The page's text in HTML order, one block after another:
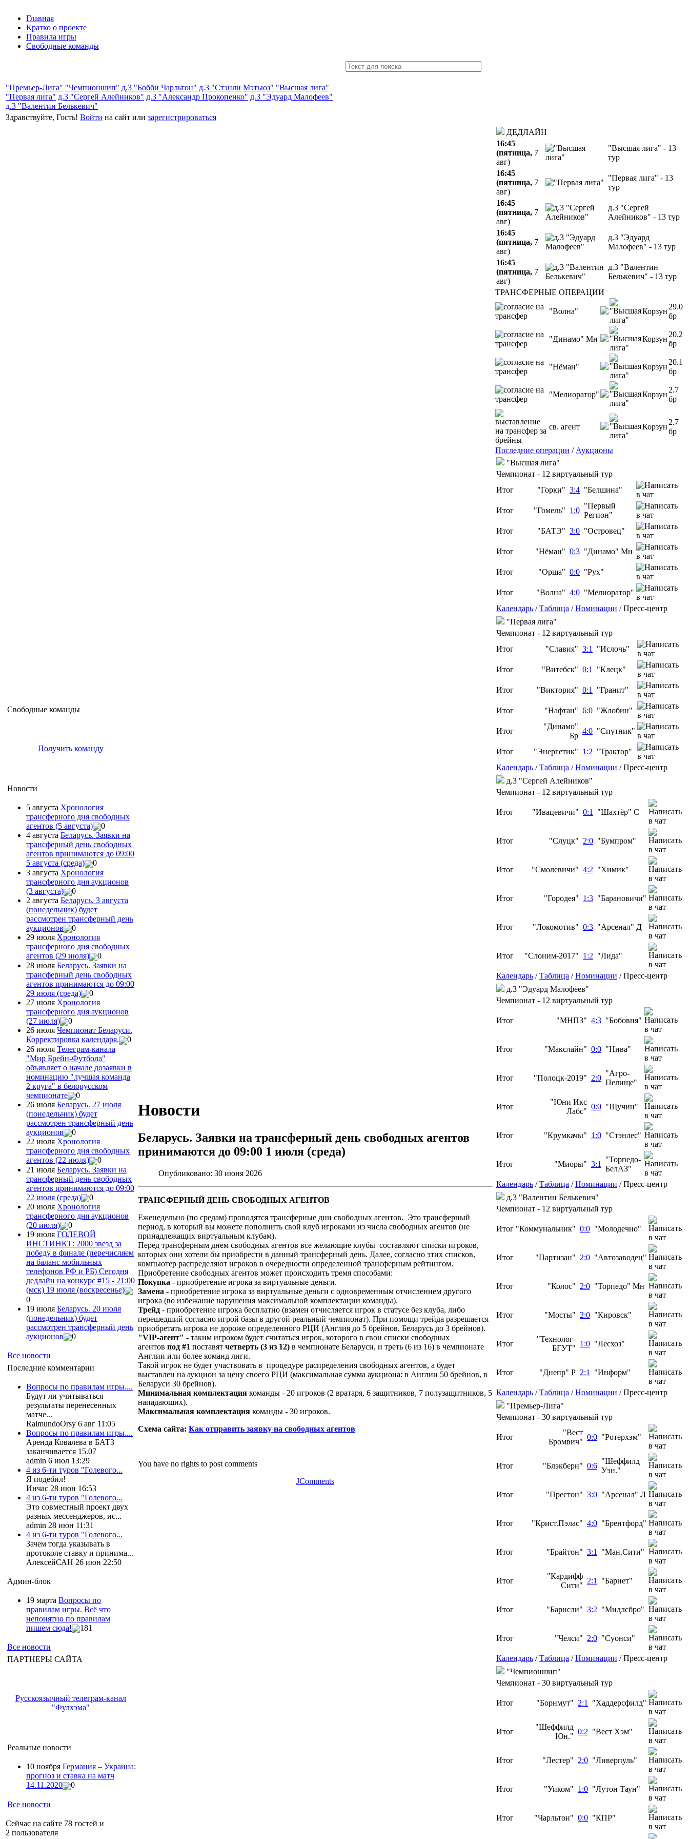
Главная
Кратко о проекте
Правила игры
Свободные команды
"Премьер-Лига" "Чемпионшип" д.3 "Бобби Чарльтон" д.3 "Стэнли Мэтьюз" "Высшая лига"
"Первая лига" д.3 "Сергей Алейников" д.3 "Александр Прокопенко" д.3 "Эдуард Малофеев"
д.3 "Валентин Белькевич"
Здравствуйте, Гость! Войти на сайт или зарегистрироваться
Свободные команды
Получить команду
Новости
5 августа Хронология
трансферного дня свободных
агентов (5 августа)
0
4 августа Беларусь. Заявки на
трансферный день свободных
агентов принимаются до 09:00
5 августа (среда)
0
3 августа Хронология
трансферного дня аукционов
(3 августа)
0
2 августа Беларусь. 3 августа
(понедельник) будет
рассмотрен трансферный день
аукционов
0
29 июля Хронология
трансферного дня свободных
агентов (29 июля)
0
28 июля Беларусь. Заявки на
трансферный день свободных
агентов принимаются до 09:00
29 июля (среда)
0
27 июля Хронология
трансферного дня аукционов
(27 июля)
0
26 июля Чемпионат Беларуси.
Корректировка календаря.
0
26 июля Телеграм-канала
"Мир Брейн-Футбола"
объявляет о начале дозаявки в
номинацию "лучшая команда
2 круга" в белорусском
чемпионате
0
26 июля Беларусь. 27 июля
(понедельник) будет
рассмотрен трансферный день
аукционов
0
22 июля Хронология
трансферного дня свободных
агентов (22 июля)
0
21 июля Беларусь. Заявки на
трансферный день свободных
агентов принимаются до 09:00
22 июля (среда)
0
20 июля Хронология
трансферного дня аукционов
(20 июля)
0
19 июля ГОЛЕВОЙ
ИНСТИНКТ: 2000 звезд за
победу в финале (перечисляем
на баланс мобильных
телефонов РФ и РБ) Сегодня
дедлайн на конкурс #15 - 21:00
(мск) 19 июля (воскресенье)
0
19 июля Беларусь. 20 июля
(понедельник) будет
рассмотрен трансферный день
аукционов
0
Все новости
Последние комментарии
Вопросы по правилам игры....
Будут ли учитываться
результаты перенесенных
матче...
RaimundoOrsy 6 авг 11:05
Вопросы по правилам игры....
Аренда Ковалева в БАТЗ
заканчивается 15.07
admin 6 июл 13:29
4 из 6-ти туров "Голевого...
Я подебил!
Инчас 28 июн 16:53
4 из 6-ти туров "Голевого...
Это совместный проект двух
разных мессенджеров, ис...
admin 28 июн 11:31
4 из 6-ти туров "Голевого...
Зачем тогда указывать в
протоколе ставку и принима...
АлексейСАН 26 июн 22:50
Админ-блок
19 марта Вопросы по
правилам игры. Всё что
непонятно по правилам
пишем сюда!
181
Все новости
ПАРТНЕРЫ САЙТА
Русскоязычный телеграм-канал
"Фулхэма"
Реальные новости
10 ноября Германия – Украина:
прогноз и ставка на матч
14.11.2020
0
Все новости
Сейчас на сайте 78 гостей и
2 пользователя
Новости
Беларусь. Заявки на трансферный день свободных агентов
принимаются до 09:00 1 июля (среда)
Опубликовано: 30 июня 2026
ТРАНСФЕРНЫЙ ДЕНЬ СВОБОДНЫХ АГЕНТОВ
Еженедельно (по средам) проводятся трансферные дни свободных агентов. Это трансферный
период, в который вы можете пополнить свой клуб игроками из числа свободных агентов (не
принадлежащих виртуальным клубам).
Перед трансферным днем свободных агентов все желающие клубы составляют списки игроков,
которых они хотели бы приобрести в данный трансферный день. Далее, согласно этих списков,
компьютер распределяют игроков в очередности определенной трансферным рейтингом.
Приобретение свободных агентов может происходить тремя способами:
Покупка - приобретение игрока за виртуальные деньги.
Замена - приобретение игрока за виртуальные деньги с одновременным отчислением другого
игрока (во избежание нарушения максимальной комплектации команды).
Трейд - приобретение игрока бесплатно (взамен отчисляется игрок в статусе без клуба, либо
перешедший согласно игрой базы в другой реальный чемпионат). При помощи трейда разрешается
приобретать игрока не дороже определенного РЦИ (Англия до 5 брейнов, Беларусь до 3 брейнов).
"VIP-агент" - таким игроком будет считаться игрок, которого в свои списки свободных
агентов под #1 поставят четверть (3 из 12) в чемпионате Беларуси, и треть (6 из 16) в чемпионате
Англии или более команд лиги.
Такой игрок не будет участвовать в процедуре распределения свободных агентов, а будет
выставлен на аукцион за цену своего РЦИ (максимальная сумма аукциона: в Англии 50 брейнов, в
Беларуси 30 брейнов).
Минимальная комплектация команды - 20 игроков (2 вратаря, 6 защитников, 7 полузащитников, 5
нападающих).
Максимальная комплектация команды - 30 игроков.
Схема сайта: Как отправить заявку на свободных агентов
You have no rights to post comments
JComments
ДЕДЛАЙН
16:45
(пятница, 7
авг)
"Высшая лига" - 13
тур
16:45
(пятница, 7
авг)
"Первая лига" - 13
тур
16:45
(пятница, 7
авг)
д.3 "Сергей
Алейников" - 13 тур
16:45
(пятница, 7
авг)
д.3 "Эдуард
Малофеев" - 13 тур
16:45
(пятница, 7
авг)
д.3 "Валентин
Белькевич" - 13 тур
ТРАНСФЕРНЫЕ ОПЕРАЦИИ
"Волна" Корзун
29.0
бр
"Динамо" Мн Корзун
20.2
бр
"Нёман" Корзун
20.1
бр
"Мелиоратор" Корзун
2.7
бр
св. агент Корзун
2.7
бр
Последние операции / Аукционы
"Высшая лига"
Чемпионат - 12 виртуальный тур
Итог
"Горки" 3:4 "Белшина"
Итог "Гомель" 1:0
"Первый
Регион"
Итог
"БАТЭ" 3:0 "Островец"
Итог "Нёман" 0:3 "Динамо" Мн
Итог "Орша" 0:0 "Рух"
Итог "Волна" 4:0 "Мелиоратор"
Календарь /Таблица /Номинации /Пресс-центр
"Первая лига"
Чемпионат - 12 виртуальный тур
Итог
"Славия" 3:1 "Ислочь"
Итог "Витебск" 0:1 "Клецк"
Итог "Виктория" 0:1 "Гранит"
Итог "Нафтан" 6:0 "Жлобин"
Итог
"Динамо"
Бр
4:0 "Спутник"
Итог "Энергетик" 1:2 "Трактор"
Календарь /Таблица /Номинации /Пресс-центр
д.3 "Сергей Алейников"
Чемпионат - 12 виртуальный тур
Итог "Ивацевичи" 0:1 "Шахтёр" С
Итог "Слуцк" 2:0 "Бумпром"
Итог "Смолевичи" 4:2 "Химик"
Итог "Городея" 1:3 "Барановичи"
Итог "Локомотив" 0:3 "Арсенал" Д
Итог "Слоним-2017" 1:2 "Лида"
Календарь /Таблица /Номинации /Пресс-центр
д.3 "Эдуард Малофеев"
Чемпионат - 12 виртуальный тур
Итог "МНПЗ" 4:3 "Бобовня"
Итог "Макслайн" 0:0 "Нива"
Итог "Полоцк-2019" 2:0
"Агро-
Пелище"
Итог
"Юни Икс
Лабс"
0:0 "Щучин"
Итог "Крумкачы" 1:0 "Стэнлес"
Итог "Миоры" 3:1
"Торпедо-
БелАЗ"
Календарь /Таблица /Номинации /Пресс-центр
д.3 "Валентин Белькевич"
Чемпионат - 12 виртуальный тур
Итог "Коммунальник" 0:0 "Молодечно"
Итог "Партизан" 2:0 "Автозаводец"
Итог "Колос" 2:0 "Торпедо" Мн
Итог "Мосты" 2:0 "Кировск"
Итог
"Технолог-
БГУТ"
1:0 "Лесхоз"
Итог "Днепр" Р 2:1 "Информ"
Календарь /Таблица /Номинации /Пресс-центр
"Премьер-Лига"
Чемпионат - 30 виртуальный тур
Итог
"Вест
Бромвич"
0:0 "Ротерхэм"
Итог "Блэкберн" 0:6
"Шеффилд
Уэн."
Итог "Престон" 3:0 "Арсенал" Л
Итог "Крист.Пэлас" 4:0 "Брентфорд"
Итог "Брайтон" 3:1 "Ман.Сити"
Итог
"Кардифф
Сити"
2:1 "Барнет"
Итог "Барнсли" 3:2 "Мидлсбро"
Итог "Челси" 2:0 "Суонси"
Календарь /Таблица /Номинации /Пресс-центр
"Чемпионшип"
Чемпионат - 30 виртуальный тур
Итог "Борнмут" 2:1 "Хаддерсфилд"
Итог
"Шеффилд
Юн."
0:2 "Вест Хэм"
Итог "Лестер" 2:0 "Ливерпуль"
Итог "Уиком" 1:0 "Лутон Таун"
Итог "Чарльтон" 0:0 "КПР"